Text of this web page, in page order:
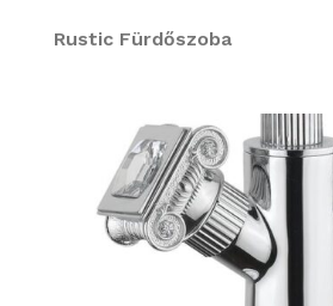
Rustic Fürdőszoba